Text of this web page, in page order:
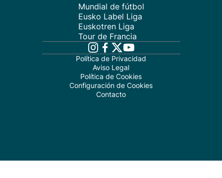
Mundial de fútbol
Eusko Label Liga
Euskotren Liga
Tour de Francia
Política de Privacidad
Aviso Legal
Política de Cookies
Configuración de Cookies
Contacto